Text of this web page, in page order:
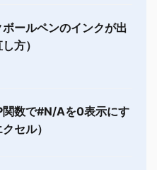
ールペンのインクが出
方）
数で#N/Aを0表示にす
セル）